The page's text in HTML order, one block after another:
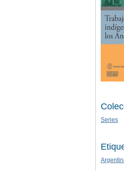
Series